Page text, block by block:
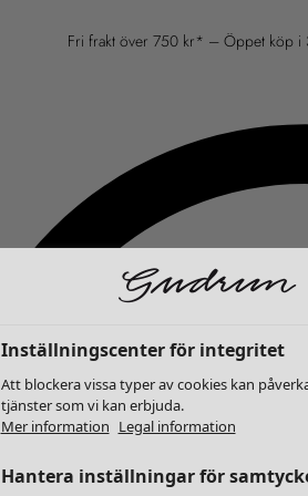
Fri frakt över 750 kr* – Öppet köp i
Inställningscenter för integritet
Att blockera vissa typer av cookies kan
tjänster som vi kan erbjuda.
Mer information Legal information
Hantera inställningar för